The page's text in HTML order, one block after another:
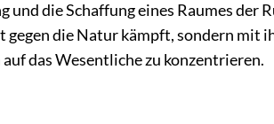
die Schaffung eines Raumes der
die Natur kämpft, sondern mit
das Wesentliche zu konzentrieren.